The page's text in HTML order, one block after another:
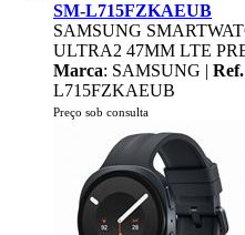
SM-L715FZKAEUB
SAMSUNG
ULTRA2 47MM LTE
Marca: SAMSUNG |
L715FZKAEUB
Preço sob consulta